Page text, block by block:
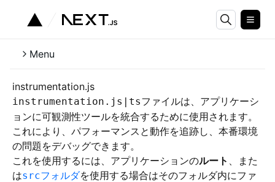
Menu
instrumentation.js
instrumentation.js|tsファイルは、アプリケーシ
ョンに可観測性ツールを統合するために使用されます。
これにより、パフォーマンスと動作を追跡し、本番環境
の問題をデバッグできます。
これを使用するには、アプリケーションのルート 、また
はsrcフォルダを使用する場合はそのフォルダ内にファ